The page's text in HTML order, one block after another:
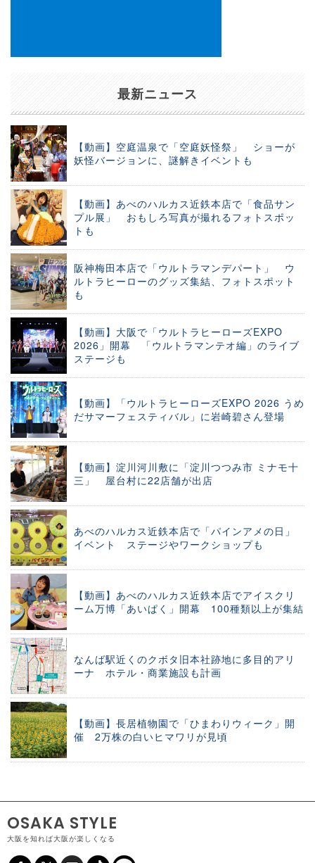
最新ニュース
【動画】空庭温泉で「空庭妖怪祭」 ショーが
妖怪バージョンに、謎解きイベントも
【動画】あべのハルカス近鉄本店で「食品サン
プル展」 おもしろ写真が撮れるフォトスポッ
トも
阪神梅田本店で「ウルトラマンデパート」 ウ
ルトラヒーローのグッズ集結、フォトスポット
も
【動画】大阪で「ウルトラヒーローズEXPO
2026」開幕 「ウルトラマンテオ編」のライブ
ステージも
【動画】「ウルトラヒーローズEXPO 2026 うめ
だサマーフェスティバル」に岩崎碧さん登場
【動画】淀川河川敷に「淀川つつみ市 ミナモ十
三」 屋台村に22店舗が出店
あべのハルカス近鉄本店で「パインアメの日」
イベント ステージやワークショップも
【動画】あべのハルカス近鉄本店でアイスクリ
ーム万博「あいぱく」開幕 100種類以上が集結
なんば駅近くのクボタ旧本社跡地に多目的アリ
ーナ ホテル・商業施設も計画
【動画】長居植物園で「ひまわりウィーク」開
催 2万株の白いヒマワリが見頃
OSAKA STYLE
大阪を知れば大阪が楽しくなる